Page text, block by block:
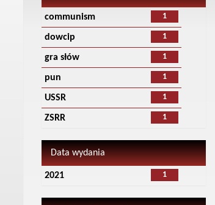
1
communism
1
dowcip
1
gra słów
1
pun
1
USSR
1
ZSRR
Data wydania
1
2021